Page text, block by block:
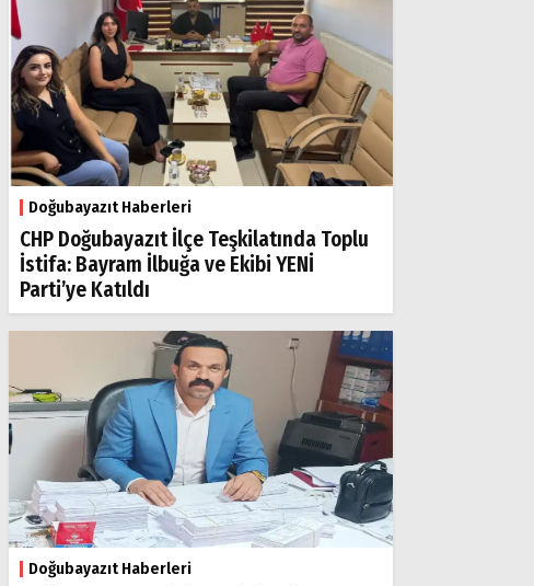
Doğubayazıt Haberleri
CHP Doğubayazıt İlçe Teşkilatında Toplu
İstifa: Bayram İlbuğa ve Ekibi YENİ
Parti’ye Katıldı
Doğubayazıt Haberleri